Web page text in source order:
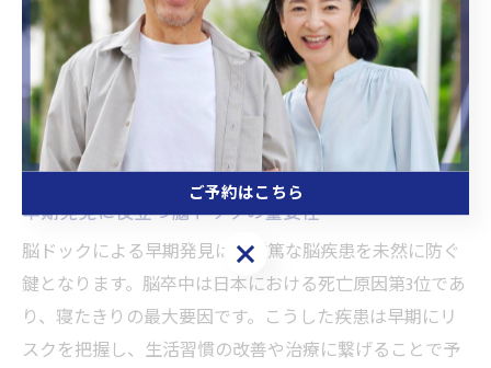
健康診断や人間ドックだけでは把握しきれない脳・脳血
管の異常も、脳ドックなら早期に発見しやすいです。実
際に、無症状のうちに脳動脈瘤や脳梗塞のリスクが見つ
かり、早期治療に繋がったという声も多く聞かれます。
早期発見に役立つ脳ドックの重要性
脳ドックによる早期発見は、重篤な脳疾患を未然に防ぐ
鍵となります。脳卒中は日本における死亡原因第3位であ
り、寝たきりの最大要因です。こうした疾患は早期にリ
スクを把握し、生活習慣の改善や治療に繋げることで予
ご予約はこちら
ご予約はこちら